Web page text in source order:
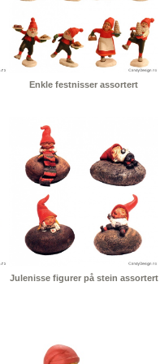
Enkle festnisser assortert
Julenisse figurer på stein assortert